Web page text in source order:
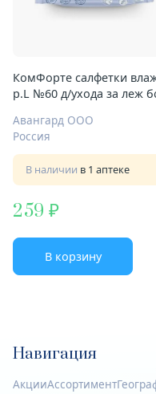
КомФорте салфетки
р.L №60 д/ухода за леж
Авангард ООО
Россия
В наличии в 1 аптеке
259
В корзину
Навигация
АкцииАссортимент